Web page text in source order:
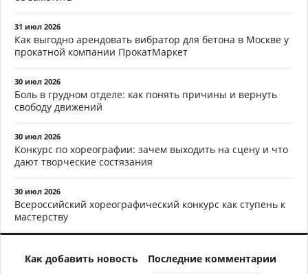
31 июл 2026
Как выгодно арендовать вибратор для бетона в Москве у
прокатной компании ПрокатМаркет
30 июл 2026
Боль в грудном отделе: как понять причины и вернуть
свободу движений
30 июл 2026
Конкурс по хореографии: зачем выходить на сцену и что
дают творческие состязания
30 июл 2026
Всероссийский хореографический конкурс как ступень к
мастерству
Как добавить новость
Последние комментарии